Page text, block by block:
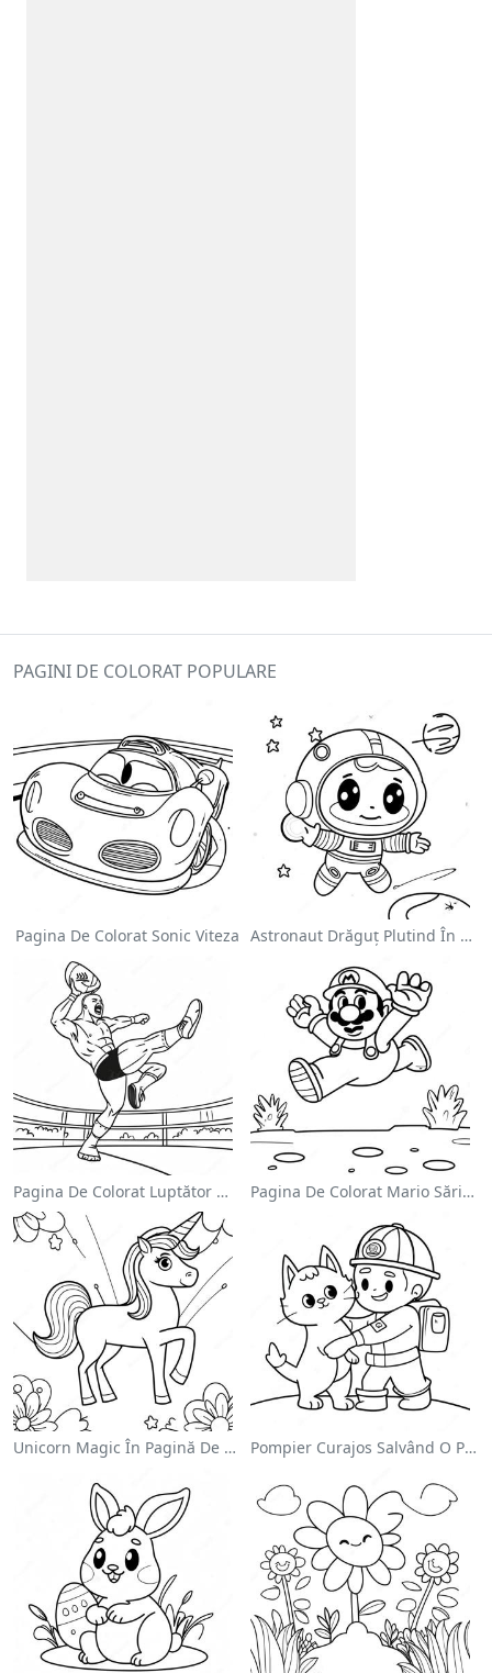
PAGINI DE COLORAT POPULARE
Pagina De Colorat Sonic Viteza Astronaut Drăguț Plutind În Spațiu - Pagina De Colorat
Pagina De Colorat Luptător Wwe Sărind Pe Inamic Pagina De Colorat Mario Sărind Peste Goombas
Unicorn Magic În Pagină De Colorat Cu Curcubeu Pompier Curajos Salvând O Pisică - Pagina De Colorat